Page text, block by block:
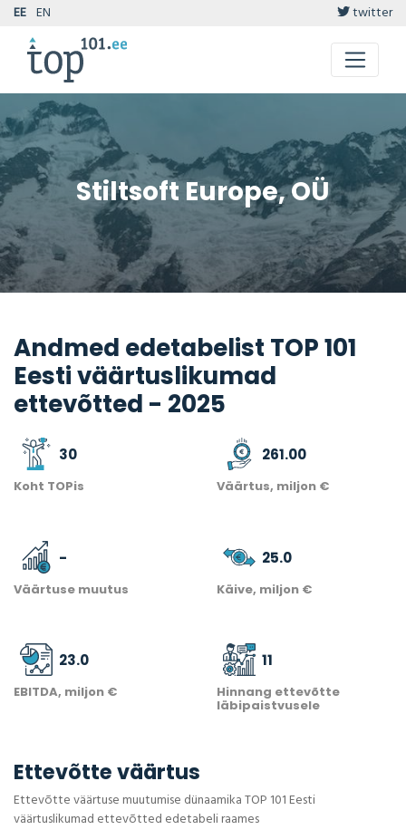
EE EN twitter
Stiltsoft Europe, OÜ
Andmed edetabelist TOP 101
Eesti väärtuslikumad
ettevõtted - 2025
30
Koht TOPis
261.00
Väärtus, miljon €
-
Väärtuse muutus
25.0
Käive, miljon €
23.0
EBITDA, miljon €
11
Hinnang ettevõtte
läbipaistvusele
Ettevõtte väärtus
Ettevõtte väärtuse muutumise dünaamika TOP 101 Eesti
väärtuslikumad ettevõtted edetabeli raames